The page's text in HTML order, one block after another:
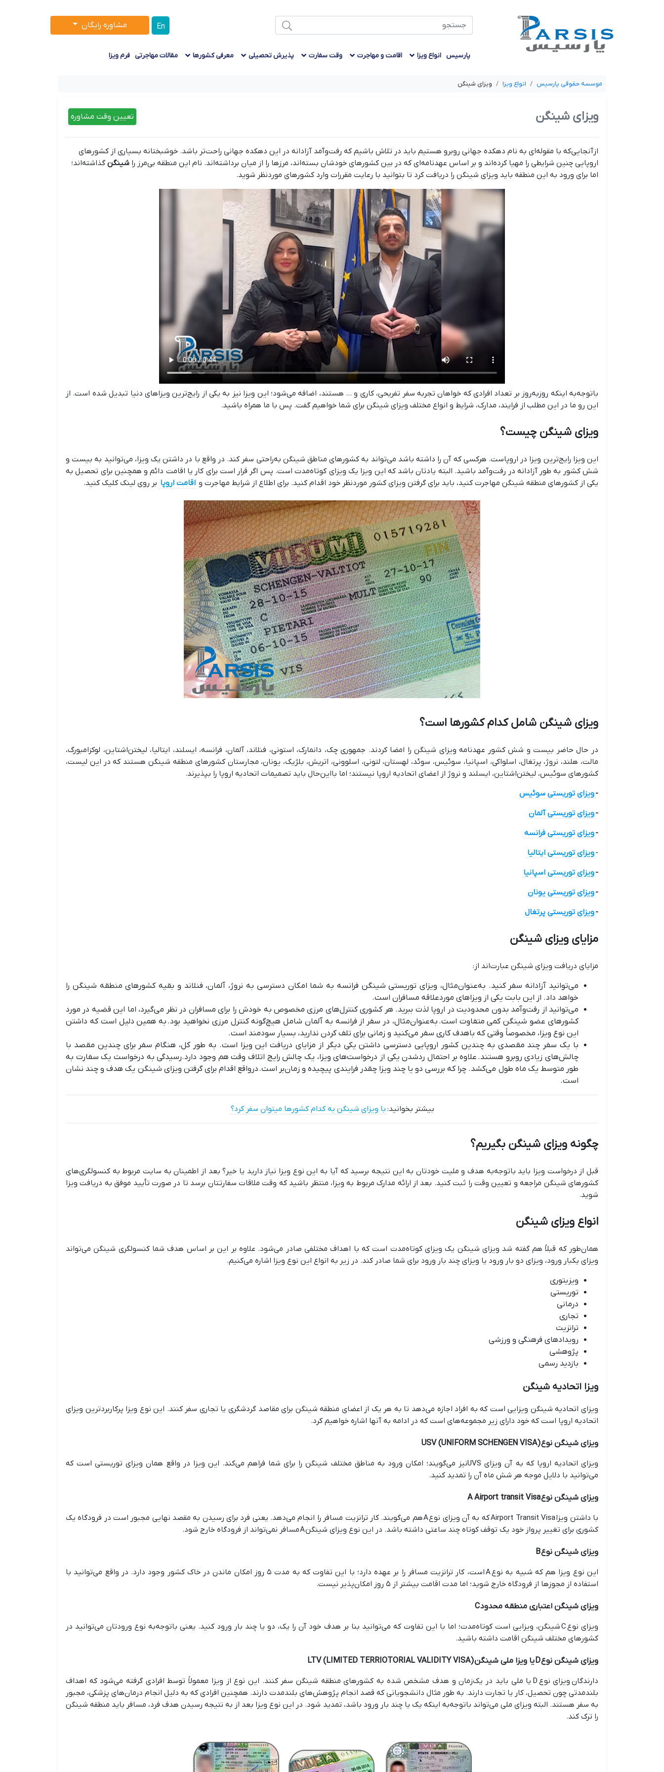
جستجو
En مشاوره رایگان
پارسیس انواع ویزا اقامت و مهاجرت وقت سفارت پذیرش تحصیلی معرفی کشورها مقالات مهاجرتی فرم ویزا
موسسه حقوقی پارسیس انواع ویزا ویزای شینگن
ویزای شینگن تعیین وقت مشاوره
ازآنجایی‌که با مقوله‌ای به نام دهکده جهانی روبرو هستیم باید در تلاش باشیم که رفت‌وآمد آزادانه در این دهکده جهانی راحت‌تر باشد. خوشبختانه بسیاری از کشورهای
اروپایی چنین شرایطی را مهیا کرده‌اند و بر اساس عهدنامه‌ای که در بین کشورهای خودشان بسته‌اند، مرزها را از میان برداشته‌اند. نام این منطقه بی‌مرز را شینگن گذاشته‌اند؛
اما برای ورود به این منطقه باید ویزای شینگن را دریافت کرد تا بتوانید با رعایت مقررات وارد کشورهای موردنظر شوید.
باتوجه‌به اینکه روزبه‌روز بر تعداد افرادی که خواهان تجربه سفر تفریحی، کاری و ... هستند، اضافه می‌شود؛ این ویزا نیز به یکی از رایج‌ترین ویزاهای دنیا تبدیل شده است. از
این رو ما در این مطلب از فرایند، مدارک، شرایط و انواع مختلف ویزای شینگن برای شما خواهیم گفت. پس با ما همراه باشید.
ویزای شینگن چیست؟
این ویزا رایج‌ترین ویزا در اروپاست. هرکسی که آن را داشته باشد می‌تواند به کشورهای مناطق شینگن به‌راحتی سفر کند. در واقع با در داشتن یک ویزا، می‌توانید به بیست و
شش کشور به طور آزادانه در رفت‌وآمد باشید. البته یادتان باشد که این ویزا یک ویزای کوتاه‌مدت است. پس اگر قرار است برای کار یا اقامت دائم و همچنین برای تحصیل به
یکی از کشورهای منطقه شینگن مهاجرت کنید، باید برای گرفتن ویزای کشور موردنظر خود اقدام کنید. برای اطلاع از شرایط مهاجرت و اقامت اروپا بر روی لینک کلیک کنید.
ویزای شینگن شامل کدام کشورها است؟
در حال حاضر بیست و شش کشور عهدنامه ویزای شینگن را امضا کردند. جمهوری چک، دانمارک، استونی، فنلاند، آلمان، فرانسه، ایسلند، ایتالیا، لیختن‌اشتاین، لوکزامبورگ،
مالت، هلند، نروژ، پرتغال، اسلواکی، اسپانیا، سوئیس، سوئد، لهستان، لتونی، اسلوونی، اتریش، بلژیک، یونان، مجارستان کشورهای منطقه شینگن هستند که در این لیست،
کشورهای سوئیس، لیختن‌اشتاین، ایسلند و نروژ از اعضای اتحادیه اروپا نیستند؛ اما بااین‌حال باید تصمیمات اتحادیه اروپا را بپذیرند.
-ویزای توریستی سوئیس
-ویزای توریستی آلمان
-ویزای توریستی فرانسه
-ویزای توریستی ایتالیا
-ویزای توریستی اسپانیا
-ویزای توریستی یونان
-ویزای توریستی پرتغال
مزایای ویزای شینگن
مزایای دریافت ویزای شینگن عبارت‌اند از:
می‌توانید آزادانه سفر کنید. به‌عنوان‌مثال، ویزای توریستی شینگن فرانسه به شما امکان دسترسی به نروژ، آلمان، فنلاند و بقیه کشورهای منطقه شینگن را
خواهد داد. از این بابت یکی از ویزاهای موردعلاقه مسافران است.
می‌توانید از رفت‌وآمد بدون محدودیت در اروپا لذت ببرید. هر کشوری کنترل‌های مرزی مخصوص به خودش را برای مسافران در نظر می‌گیرد، اما این قضیه در مورد
کشورهای عضو شینگن کمی متفاوت است. به‌عنوان‌مثال، در سفر از فرانسه به آلمان شامل هیچ‌گونه کنترل مرزی نخواهید بود. به همین دلیل است که داشتن
این نوع ویزا، مخصوصاً وقتی که باهدف کاری سفر می‌کنید و زمانی برای تلف کردن ندارید، بسیار سودمند است.
با یک سفر چند مقصدی به چندین کشور اروپایی دسترسی داشتن یکی دیگر از مزایای دریافت این ویزا است. به طور کل، هنگام سفر برای چندین مقصد با
چالش‌های زیادی روبرو هستند. علاوه بر احتمال ردشدن یکی از درخواست‌های ویزا، یک چالش رایج اتلاف وقت هم وجود دارد.رسیدگی به درخواست یک سفارت به
طور متوسط یک ماه طول می‌کشد. چرا که بررسی دو یا چند ویزا چقدر فرایندی پیچیده و زمان‌بر است. درواقع اقدام برای گرفتن ویزای شینگن یک هدف و چند نشان
است.
بیشتر بخوانید: با ویزای شینگن به کدام کشورها میتوان سفر کرد؟
چگونه ویزای شینگن بگیریم؟
قبل از درخواست ویزا باید باتوجه‌به هدف و ملیت خودتان به این نتیجه برسید که آیا به این نوع ویزا نیاز دارید یا خیر؟ بعد از اطمینان به سایت مربوط به کنسولگری‌های
کشورهای شینگن مراجعه و تعیین وقت را ثبت کنید. بعد از ارائه مدارک مربوط به ویزا، منتظر باشید که وقت ملاقات سفارتتان برسد تا در صورت تأیید موفق به دریافت ویزا
شوید.
انواع ویزای شینگن
همان‌طور که قبلاً هم گفته شد ویزای شینگن یک ویزای کوتاه‌مدت است که با اهداف مختلفی صادر می‌شود. علاوه بر این بر اساس هدف شما کنسولگری شینگن می‌تواند
ویزای یکبار ورود، ویزای دو بار ورود یا ویزای چند بار ورود برای شما صادر کند. در زیر به انواع این نوع ویزا اشاره می‌کنیم.
ویزیتوری
توریستی
درمانی
تجاری
ترانزیت
رویدادهای فرهنگی و ورزشی
پژوهشی
بازدید رسمی
ویزا اتحادیه شینگن
ویزای اتحادیه شینگن ویزایی است که به افراد اجازه می‌دهد تا به هر یک از اعضای منطقه شینگن برای مقاصد گردشگری یا تجاری سفر کنند. این نوع ویزا پرکاربردترین ویزای
اتحادیه اروپا است که خود دارای زیر مجموعه‌های است که در ادامه به آنها اشاره خواهیم کرد.
ویزای شینگن نوع USV (UNIFORM SCHENGEN VISA)
ویزای اتحادیه اروپا که به آن ویزای UVSنیز می‌گویند؛ امکان ورود به مناطق مختلف شینگن را برای شما فراهم می‌کند. این ویزا در واقع همان ویزای توریستی است که
می‌توانید با دلایل موجه هر شش ماه آن را تمدید کنید.
ویزای شینگن نوع A Airport transit Visa
با داشتن ویزا Airport Transit Visa که به آن ویزای نوع A هم می‌گویند. کار ترانزیت مسافر را انجام می‌دهد. یعنی فرد برای رسیدن به مقصد نهایی مجبور است در فرودگاه یک
کشوری برای تغییر پرواز خود یک توقف کوتاه چند ساعتی داشته باشد. در این نوع ویزای شینگن A مسافر نمی‌تواند از فرودگاه خارج شود.
ویزای شینگن نوع B
این نوع ویزا هم که شبیه به نوع A است، کار ترانزیت مسافر را بر عهده دارد؛ با این تفاوت که به مدت ۵ روز امکان ماندن در خاک کشور وجود دارد. در واقع می‌توانید با
استفاده از مجوزها از فرودگاه خارج شوید؛ اما مدت اقامت بیشتر از ۵ روز امکان‌پذیر نیست.
ویزای شینگن اعتباری منطقه محدود C
ویزای نوع C شینگن، ویزایی است کوتاه‌مدت؛ اما با این تفاوت که می‌توانید بنا بر هدف خود آن را یک، دو یا چند بار ورود کنید. یعنی باتوجه‌به نوع ورودتان می‌توانید در
کشورهای مختلف شینگن اقامت داشته باشید.
ویزای شینگن نوع D یا ویزا ملی شینگن LTV (LIMITED TERRIOTORIAL VALIDITY VISA)
دارندگان ویزای نوع D یا ملی باید در یک‌زمان و هدف مشخص شده به کشورهای منطقه شینگن سفر کنند. این نوع از ویزا معمولاً توسط افرادی گرفته می‌شود که اهداف
بلندمدتی چون تحصیل، کار یا تجارت دارند. به طور مثال دانشجویانی که ‌قصد انجام پژوهش‌های بلندمدت دارند. همچنین افرادی که به دلیل انجام درمان‌های پزشکی، مجبور
به سفر هستند. البته ویزای ملی می‌تواند باتوجه‌به اینکه یک یا چند بار ورود باشد، تمدید شود. در این نوع ویزا بعد از به نتیجه رسیدن هدف فرد، مسافر باید منطقه شینگن
را ترک کند.